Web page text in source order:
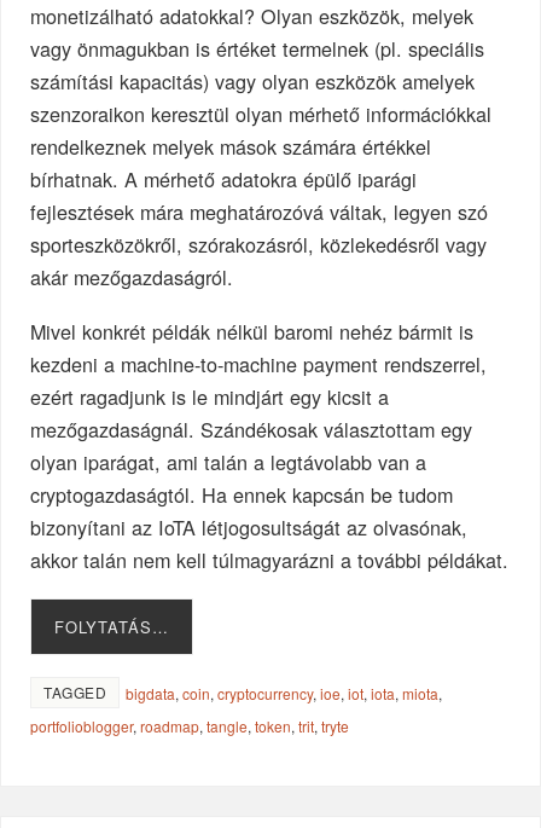
monetizálható adatokkal? Olyan eszközök, melyek
vagy önmagukban is értéket termelnek (pl. speciális
számítási kapacitás) vagy olyan eszközök amelyek
szenzoraikon keresztül olyan mérhető információkkal
rendelkeznek melyek mások számára értékkel
bírhatnak. A mérhető adatokra épülő iparági
fejlesztések mára meghatározóvá váltak, legyen szó
sporteszközökről, szórakozásról, közlekedésről vagy
akár mezőgazdaságról.
Mivel konkrét példák nélkül baromi nehéz bármit is
kezdeni a machine-to-machine payment rendszerrel,
ezért ragadjunk is le mindjárt egy kicsit a
mezőgazdaságnál. Szándékosak választottam egy
olyan iparágat, ami talán a legtávolabb van a
cryptogazdaságtól. Ha ennek kapcsán be tudom
bizonyítani az IoTA létjogosultságát az olvasónak,
akkor talán nem kell túlmagyarázni a további példákat.
FOLYTATÁS…
TAGGED bigdata,coin,cryptocurrency,ioe,iot,iota,miota,
portfolioblogger,roadmap,tangle,token,trit,tryte